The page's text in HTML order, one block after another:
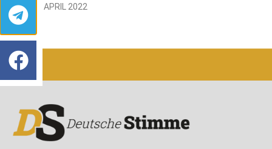
11. APRIL 2022